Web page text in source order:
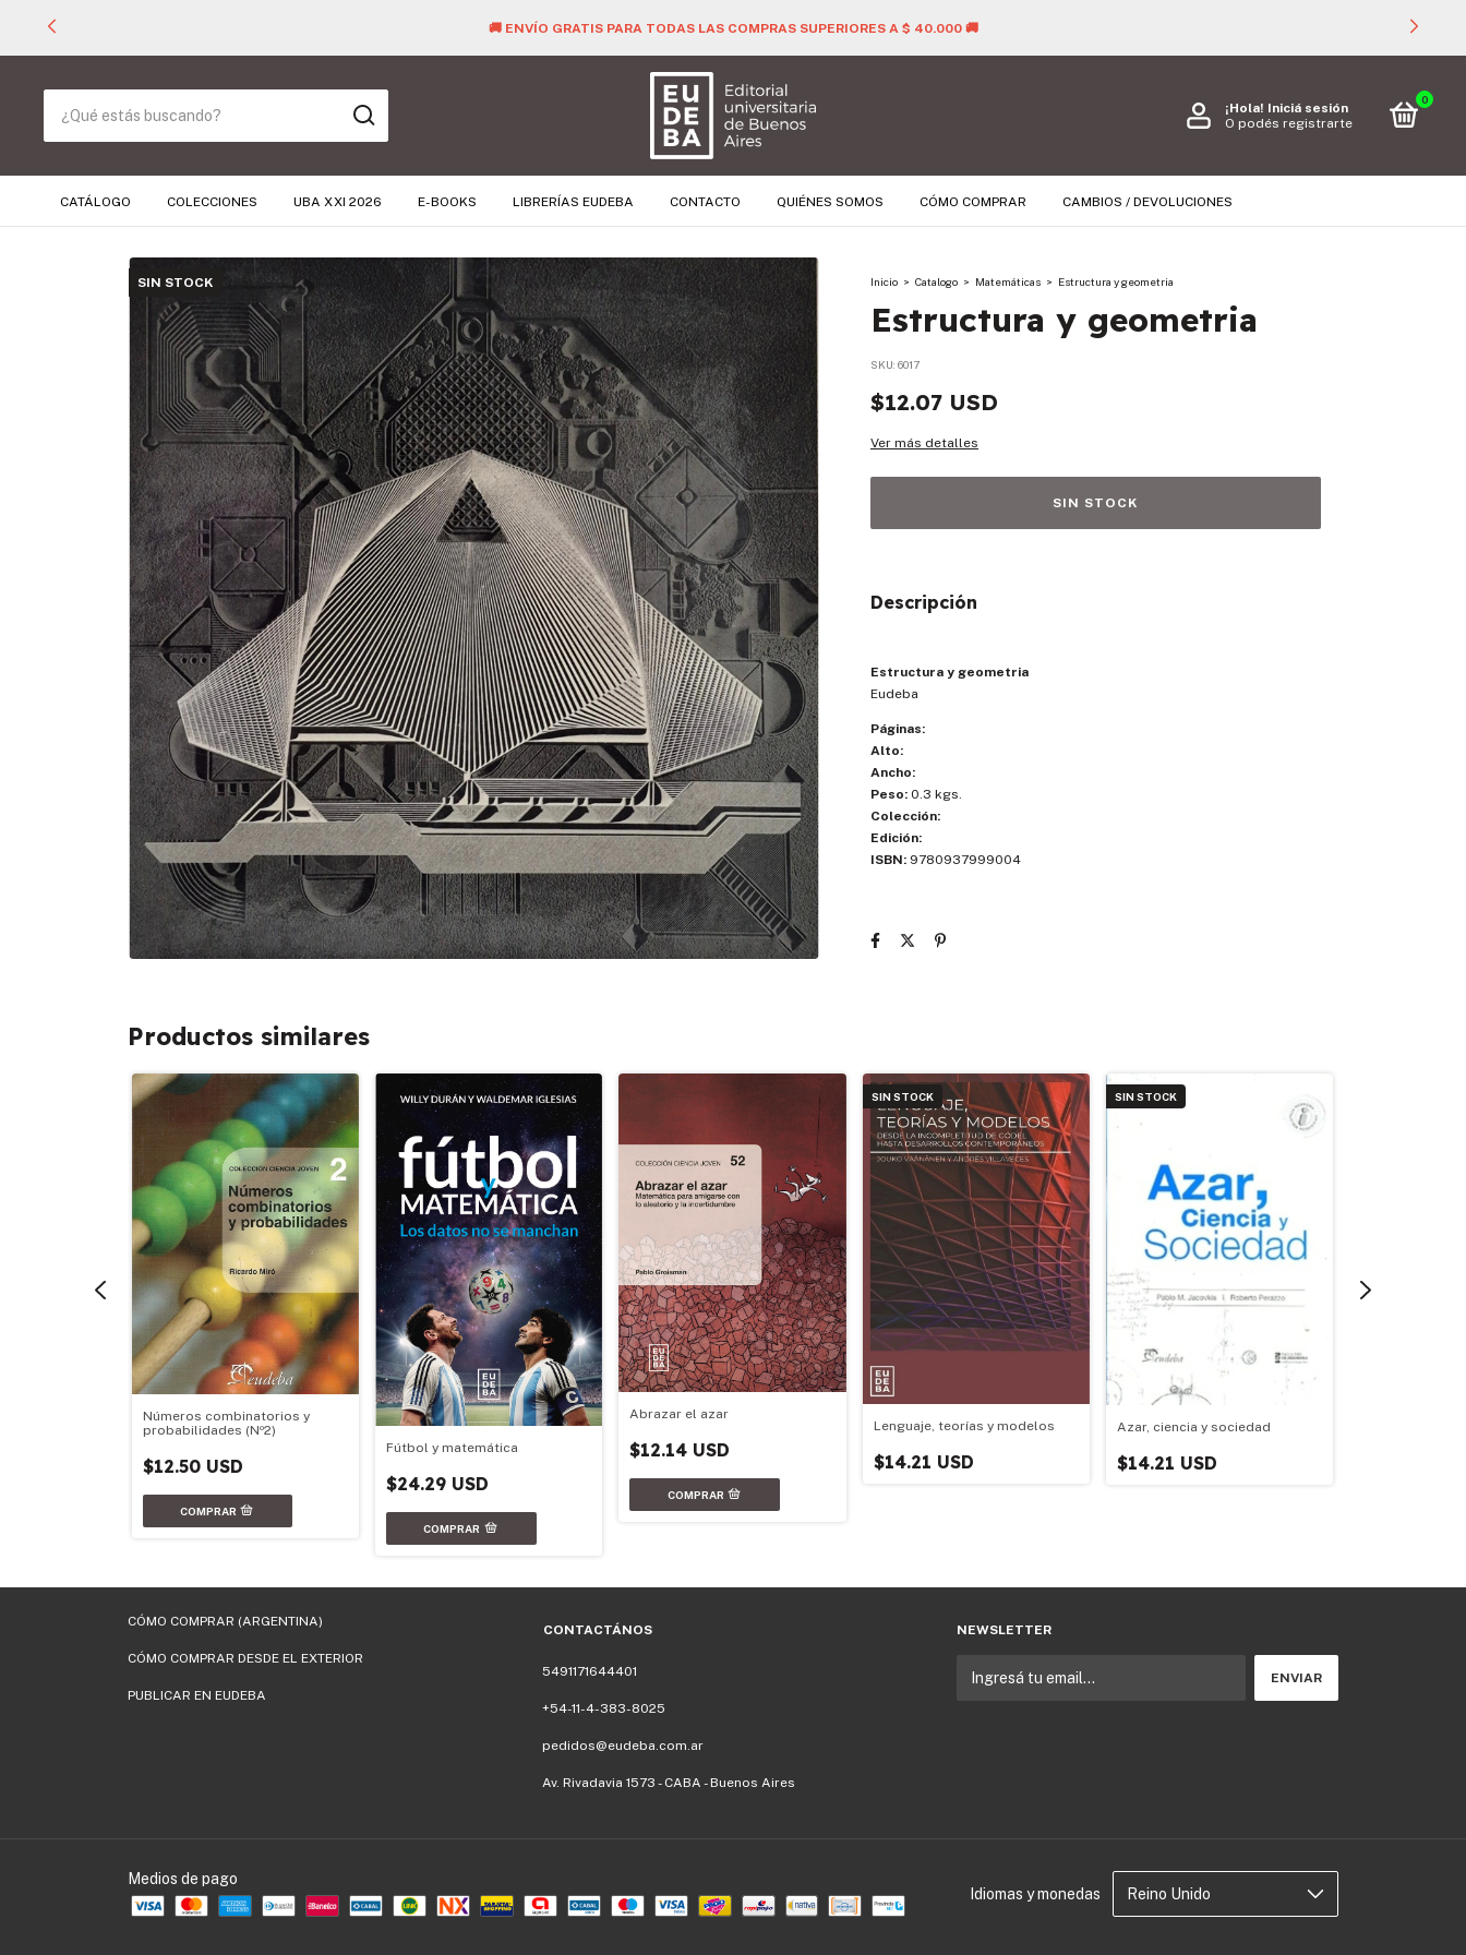
🚚 ENVÍO GRATIS PARA TODAS LAS COMPRAS SUPERIORES A $ 40.000 🚚
¡Hola! Iniciá sesión
O podés registrarte
0
CATÁLOGO COLECCIONES UBA XXI 2026 E-BOOKS LIBRERÍAS EUDEBA CONTACTO QUIÉNES SOMOS CÓMO COMPRAR CAMBIOS / DEVOLUCIONES
SIN STOCK Inicio > Catalogo > Matemáticas > Estructura y geometria
Estructura y geometria
SKU: 6017
$12.07 USD
Ver más detalles
Descripción
Estructura y geometria
Eudeba
Páginas:
Alto:
Ancho:
Peso: 0.3 kgs.
Colección:
Edición:
ISBN: 9780937999004
Productos similares
Números combinatorios y
probabilidades (Nº2)
$12.50 USD
Fútbol y matemática
$24.29 USD
Abrazar el azar
$12.14 USD
SIN STOCK
Lenguaje, teorías y modelos
$14.21 USD
SIN STOCK
Azar, ciencia y sociedad
$14.21 USD
CÓMO COMPRAR (ARGENTINA)
CÓMO COMPRAR DESDE EL EXTERIOR
PUBLICAR EN EUDEBA
CONTACTÁNOS
5491171644401
+54-11-4-383-8025
pedidos@eudeba.com.ar
Av. Rivadavia 1573 - CABA - Buenos Aires
NEWSLETTER
Medios de pago
Idiomas y monedas